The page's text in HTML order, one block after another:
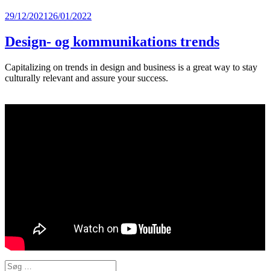
Udgivet
29/12/2021 26/01/2022
Design- og kommunikations trends
Capitalizing on trends in design and business is a great way to stay
culturally relevant and assure your success.
Søg